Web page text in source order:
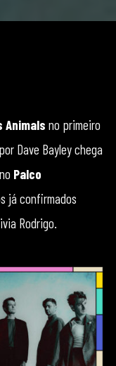
Animals no primeiro
Dave Bayley chega
Palco
já confirmados
Rodrigo.